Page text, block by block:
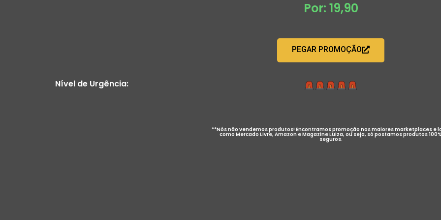
Por: 19,90
PEGAR PROMOÇÃO
Nível de Urgência:
**Nós não vendemos produtos! Encontramos promoção nos maiores marketplaces e
como Mercado Livre, Amazon e Magazine Luiza, ou seja, só postamos produtos 100%
seguros.